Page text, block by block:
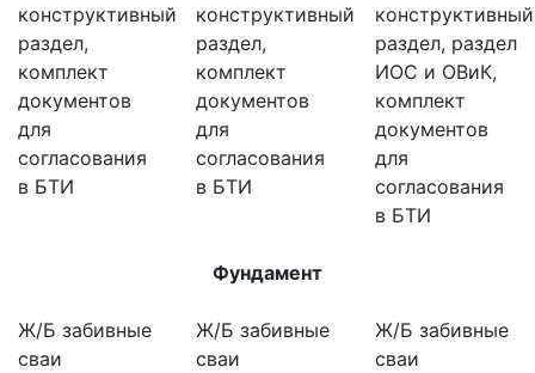
конструктивный
раздел,
комплект
документов
для
согласования
в БТИ
конструктивный
раздел,
комплект
документов
для
согласования
в БТИ
конструктивный
раздел, раздел
ИОС и ОВиК,
комплект
документов
для
согласования
в БТИ
Фундамент
Ж/Б забивные
сваи
Ж/Б забивные
сваи
Ж/Б забивные
сваи